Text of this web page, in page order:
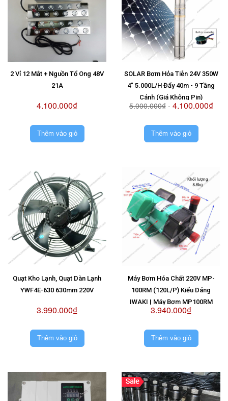
2 Vỉ 12 Mắt + Nguồn Tổ Ong 48V
21A
4.100.000₫
Thêm vào giỏ
SOLAR Bơm Hỏa Tiễn 24V 350W
4" 5.000L/H Đẩy 40m - 9 Tầng
Cánh (Giá Không Pin)
5.000.000₫- 4.100.000₫
Thêm vào giỏ
Quạt Kho Lạnh, Quạt Dàn Lạnh
YWF4E-630 630mm 220V
3.990.000₫
Thêm vào giỏ
Máy Bơm Hóa Chất 220V MP-
100RM (120L/P) Kiểu Dáng
IWAKI | Máy Bơm MP100RM
220V
3.940.000₫
Thêm vào giỏ